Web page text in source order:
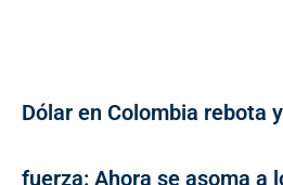
Dólar en Colombia rebota
fuerza: Ahora se asoma a